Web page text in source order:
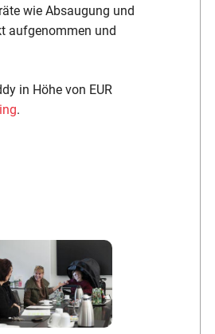
wie Absaugung und
aufgenommen und
in Höhe von EUR
.